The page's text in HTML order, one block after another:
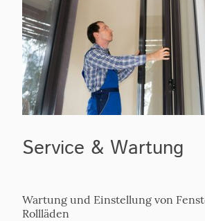
Service & Wartung
Wartung und Einstellung von
Rollläden